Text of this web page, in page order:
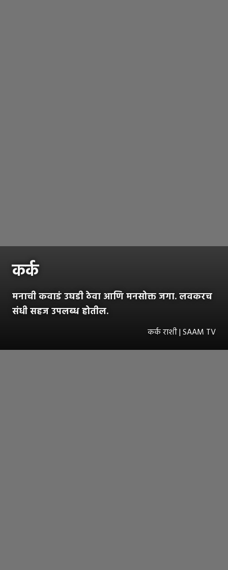
कर्क
मनाची कवाडं उघडी ठेवा आणि मनसोक्त जगा. लवकरच
संधी सहज उपलब्ध होतील.
कर्क राशी | SAAM TV